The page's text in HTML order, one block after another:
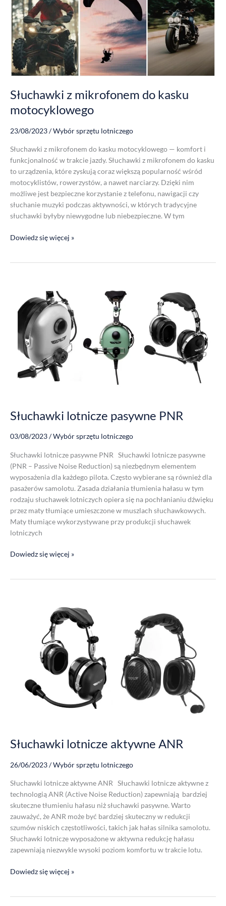
Słuchawki z mikrofonem do kasku
motocyklowego
23/08/2023/Wybór sprzętu lotniczego
Słuchawki z mikrofonem do kasku motocyklowego — komfort i
funkcjonalność w trakcie jazdy. Słuchawki z mikrofonem do kasku
to urządzenia, które zyskują coraz większą popularność wśród
motocyklistów, rowerzystów, a nawet narciarzy. Dzięki nim
możliwe jest bezpieczne korzystanie z telefonu, nawigacji czy
słuchanie muzyki podczas aktywności, w których tradycyjne
słuchawki byłyby niewygodne lub niebezpieczne. W tym
mikrofonem
do
kasku
motocyklowego
Dowiedz się więcej »
Słuchawki lotnicze pasywne PNR
03/08/2023/Wybór sprzętu lotniczego
Słuchawki lotnicze pasywne PNR Słuchawki lotnicze pasywne
(PNR – Passive Noise Reduction) są niezbędnym elementem
wyposażenia dla każdego pilota. Często wybierane są również dla
pasażerów samolotu. Zasada działania tłumienia hałasu w tym
rodzaju słuchawek lotniczych opiera się na pochłanianiu dźwięku
przez maty tłumiące umieszczone w muszlach słuchawkowych.
Maty tłumiące wykorzystywane przy produkcji słuchawek
lotniczych
lotnicze
pasywne
Dowiedz się więcej »
Słuchawki lotnicze aktywne ANR
26/06/2023/Wybór sprzętu lotniczego
Słuchawki lotnicze aktywne ANR Słuchawki lotnicze aktywne z
technologią ANR (Active Noise Reduction) zapewniają bardziej
skuteczne tłumieniu hałasu niż słuchawki pasywne. Warto
zauważyć, że ANR może być bardziej skuteczny w redukcji
szumów niskich częstotliwości, takich jak hałas silnika samolotu.
Słuchawki lotnicze wyposażone w aktywna redukcję hałasu
zapewniają niezwykle wysoki poziom komfortu w trakcie lotu.
Dowiedz się więcej »